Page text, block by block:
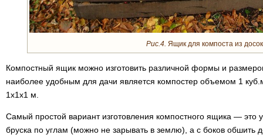
Рис.4. Ящик для компоста из
Компостный ящик можно изготовить различной формы и
наиболее удобным для дачи является компостер объемом 1
1х1х1 м.
Самый простой вариант изготовления компостного ящика — это
бруска по углам (можно не зарывать в землю), а с боков обшить